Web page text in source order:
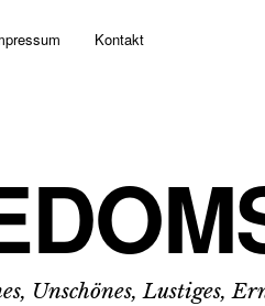
Kontakt
Unschönes, Lustiges,